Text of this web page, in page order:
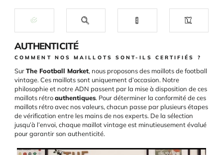
AUTHENTICITÉ
COMMENT NOS MAILLOTS SONT-ILS CERTIFIÉS ?
SurThe Football Market, nous proposons des maillots de football
vintage. Ces maillots sont uniquement d’occasion. Notre
philosophie et notre ADN passent par la mise à disposition de ces
maillots rétroauthentiques. Pour déterminer la conformité de ces
maillots rétro avec nos valeurs, chacun passe par plusieurs étapes
de vérification entre les mains de nos experts. De la sélection
jusqu’à l’envoi, chaque maillot vintage est minutieusement évalué
pour garantir son authenticité.